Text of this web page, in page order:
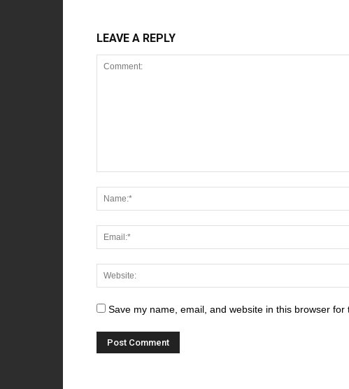
LEAVE A REPLY
Save my name, email, and website in this browser for